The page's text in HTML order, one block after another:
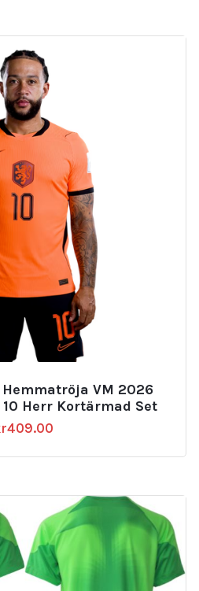
VM 2026
Herr Kortärmad Set
409.00